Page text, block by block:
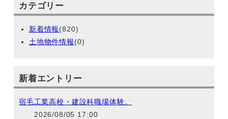
カテゴリー
新着情報(820)
土地物件情報(0)
新着エントリー
宿毛工業高校・建設科職場体験。
2026/08/05 17:00